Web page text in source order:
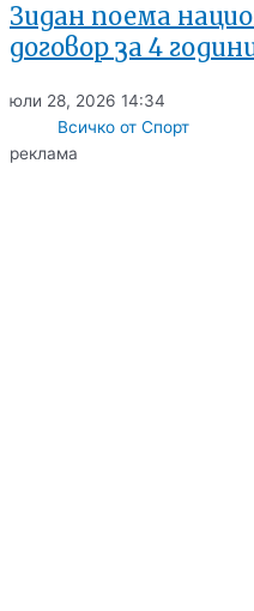
Зидан поема
договор за 4
юли 28, 2026 14:34
Всичко от Спорт
реклама